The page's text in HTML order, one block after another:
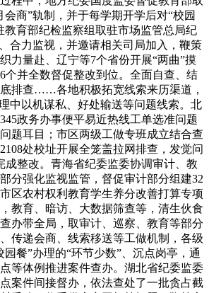
商”轨制，并于每学期开学后对“校园
教育部纪检监察组取驻市场监管总局纪
合力监视，并邀请相关司局加入，鞭策
力量赴、辽宁等7个省份开展“两曲”摸
个并全数督促整改到位。全面自查、结
排查……各地积极拓宽线索来历渠道，
中以机谋私、好处输送等问题线索。北
政务办事便平易近热线工单选准问题
题耳目；市区两级工做专班成立结合查
处校址开展全笼盖拉网排查，发觉问
成整改。青海省纪委监委协调审计、教
分强化监视监管，督促审计部分组建32
区农村权利教育学生养分改善打算专项
教育、暗访、大数据筛查等，清生伙食
办带全局，取审计、巡察、教育等部分
传递会商、线索移送等工做机制，各级
餐”办理的“环节少数”、沉点岗亭，通
等体例推进案件查办。湖北省纪委监委
案件间接督办，依法查处了一批贪占截